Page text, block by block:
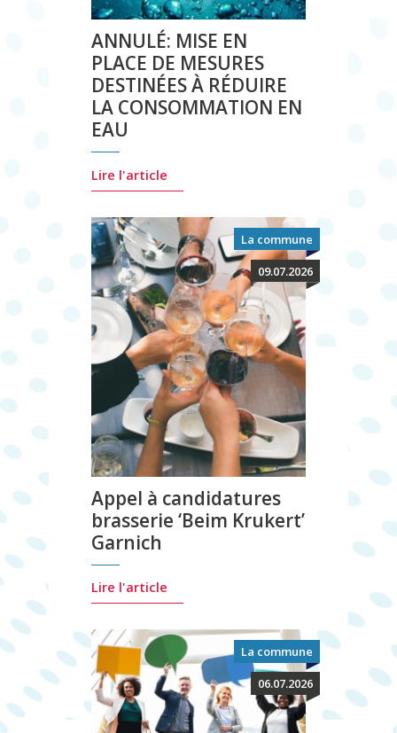
ANNULÉ: MISE EN
PLACE DE MESURES
DESTINÉES À RÉDUIRE
LA CONSOMMATION EN
EAU
Lire l'article
09.07.2026
La commune
Appel à candidatures
brasserie ‘Beim Krukert’
Garnich
Lire l'article
06.07.2026
La commune